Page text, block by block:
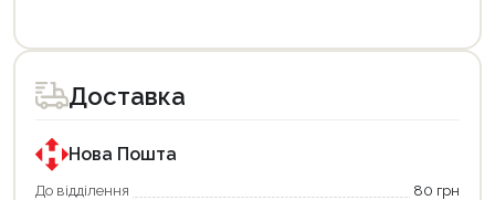
товар
для
покупки
державною
програмою
єКнига.
Використовуйте
товар
для
покупки
державною
програмою
«Національний
кешбек».
Доставка
Нова Пошта
До відділення
80 грн